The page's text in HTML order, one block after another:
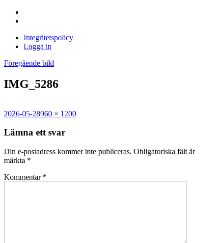
Sandasjön
Integritetspolicy
Logga in
Föregående bild
IMG_5286
Postat
2026-05-28Full
960 × 1200
Lämna ett svar
Din e-postadress kommer inte publiceras. Obligatoriska fält är
märkta *
Kommentar *